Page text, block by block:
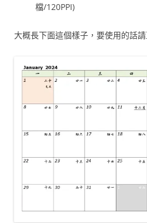
檔/120PPI)
大概長下面這個樣子，要使用的話